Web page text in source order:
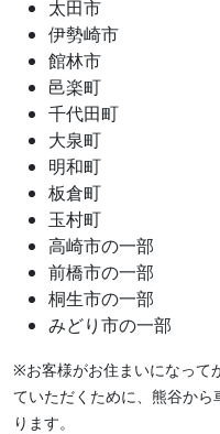
太田市
伊勢崎市
館林市
邑楽町
千代田町
大泉町
明和町
板倉町
玉村町
高崎市の一部
前橋市の一部
桐生市の一部
みどり市の一部
※お客様がお住まいになって
ていただくために、熊谷か
ります。